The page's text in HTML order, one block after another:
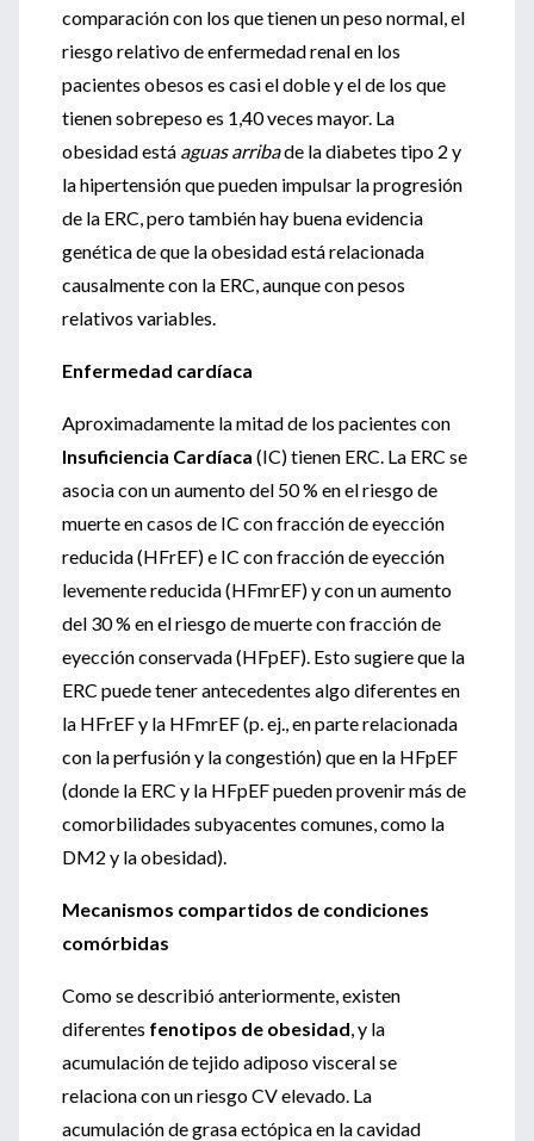
comparación con los que tienen un peso normal, el
riesgo relativo de enfermedad renal en los
pacientes obesos es casi el doble y el de los que
tienen sobrepeso es 1,40 veces mayor. La
obesidad está aguas arribade la diabetes tipo 2 y
la hipertensión que pueden impulsar la progresión
de la ERC, pero también hay buena evidencia
genética de que la obesidad está relacionada
causalmente con la ERC, aunque con pesos
relativos variables.
Enfermedad cardíaca
Aproximadamente la mitad de los pacientes con
Insuficiencia Cardíaca (IC) tienen ERC. La ERC se
asocia con un aumento del 50 % en el riesgo de
muerte en casos de IC con fracción de eyección
reducida (HFrEF) e IC con fracción de eyección
levemente reducida (HFmrEF) y con un aumento
del 30 % en el riesgo de muerte con fracción de
eyección conservada (HFpEF). Esto sugiere que la
ERC puede tener antecedentes algo diferentes en
la HFrEF y la HFmrEF (p. ej., en parte relacionada
con la perfusión y la congestión) que en la HFpEF
(donde la ERC y la HFpEF pueden provenir más de
comorbilidades subyacentes comunes, como la
DM2 y la obesidad).
Mecanismos compartidos de condiciones
comórbidas
Como se describió anteriormente, existen
diferentes fenotipos de obesidad, y la
acumulación de tejido adiposo visceral se
relaciona con un riesgo CV elevado. La
acumulación de grasa ectópica en la cavidad